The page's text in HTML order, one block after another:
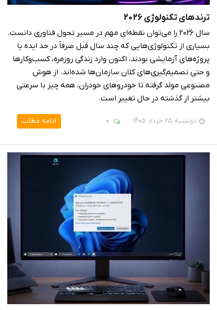
ترندهای تکنولوژی 2026
سال 2026 را می‌توان نقطه‌ای مهم در مسیر تحول فناوری دانست.
بسیاری از تکنولوژی‌هایی که چند سال قبل صرفاً در حد ایده یا
پروژه‌های آزمایشی بودند، اکنون وارد زندگی روزمره، کسب‌وکارها
و حتی تصمیم‌گیری‌های کلان سازمان‌ها شده‌اند. از هوش
مصنوعی مولد گرفته تا خودروهای خودران، همه چیز با سرعتی
بیشتر از گذشته در حال تغییر است.
دوشنبه 25 خرداد 1405 0 ادامه مطلب